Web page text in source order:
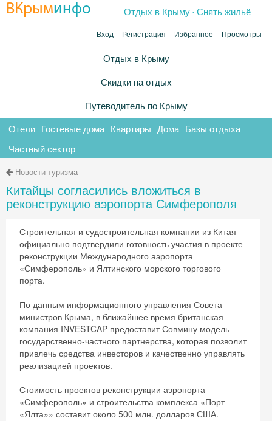
ВКрыминфо Отдых в Крыму .Снять жильё
Вход Регистрация Избранное Просмотры
Отдых в Крыму
Скидки на отдых
Путеводитель по Крыму
Отели Гостевые дома Квартиры Дома Базы отдыха
Частный сектор
Новости туризма
Китайцы согласились вложиться в
реконструкцию аэропорта Симферополя
Строительная и судостроительная компании из Китая
официально подтвердили готовность участия в проекте
реконструкции Международного аэропорта
«Симферополь» и Ялтинского морского торгового
порта.
По данным информационного управления Совета
министров Крыма, в ближайшее время британская
компания INVESTCAP предоставит Совмину модель
государственно-частного партнерства, которая позволит
привлечь средства инвесторов и качественно управлять
реализацией проектов.
Стоимость проектов реконструкции аэропорта
«Симферополь» и строительства комплекса «Порт
«Ялта»» составит около 500 млн. долларов США.